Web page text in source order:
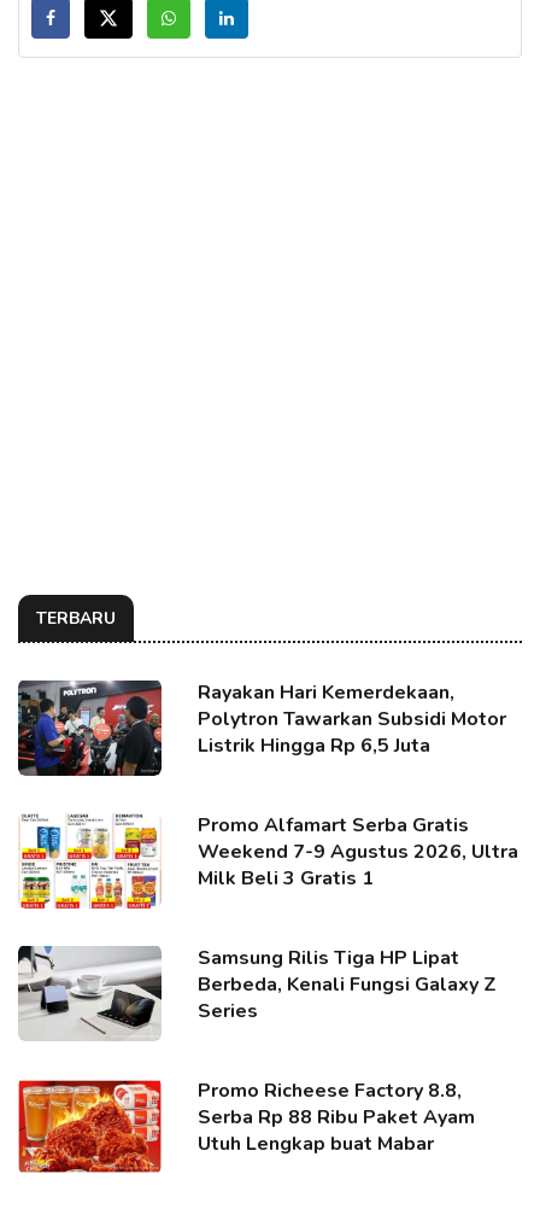
TERBARU
Rayakan Hari Kemerdekaan,
Polytron Tawarkan Subsidi Motor
Listrik Hingga Rp 6,5 Juta
Promo Alfamart Serba Gratis
Weekend 7-9 Agustus 2026, Ultra
Milk Beli 3 Gratis 1
Samsung Rilis Tiga HP Lipat
Berbeda, Kenali Fungsi Galaxy Z
Series
Promo Richeese Factory 8.8,
Serba Rp 88 Ribu Paket Ayam
Utuh Lengkap buat Mabar